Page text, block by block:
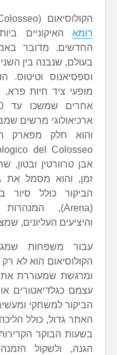
הקולוסיאום (Colosseo באיטלקית) הוא אחד מסמלי
רומא האיקוניים
החדשים. מדובר
וספסיאנוס וטיטוס.
מופעי ציד חיות פרא,
ארכיאולוגי מרשים
אבן טרוורטין ובטון,
זמן, והוא מסמל את
הביקור כולל סיור
והיציעים העליונים,
עבור משפחות
הקולוסיאום הוא לא
ומרגשת שמעוררת את
עצמם כגלדיאטורים
הביקור למשחקי
האתר גדול, כולל
בשעות הבוקר
הגנה, ולשקול